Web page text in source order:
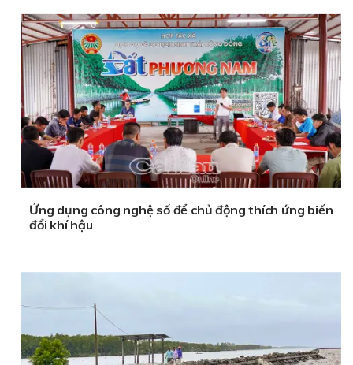
Ứng dụng công nghệ số để chủ động thích ứng biến
đổi khí hậu